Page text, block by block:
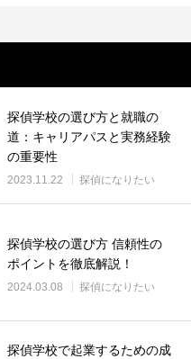
探偵学校の選び方と就職の
道：キャリアパスと実務経験
の重要性
2023.11.22 探偵になりたい
探偵学校の選び方 信頼性の
ポイントを徹底解説！
2024.03.08 探偵になりたい
探偵学校で起業するための成